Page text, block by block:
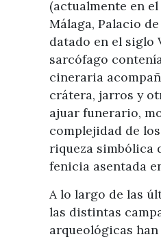
(actualmente en
Málaga, Palacio
datado en el siglo
sarcófago
cineraria
crátera, jarros y
ajuar funerario,
complejidad de
riqueza simbólica
fenicia asentada
A lo largo de las
las distintas
arqueológicas